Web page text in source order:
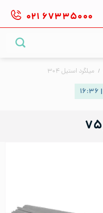
۰۲۱ ۶۷۳۳۵۰۰۰
/ میلگرد استیل ۳۰۴